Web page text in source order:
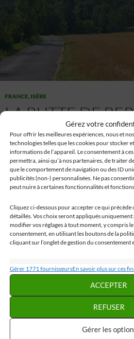
Gérez votre
Pour offrir les meilleures expériences, nous et
technologies telles que les cookies pour stocker
informations de l’appareil. Le consentement à
permettra, ainsi qu’à nos partenaires, de traiter
que le comportement de navigation ou des ID
publicités (non-) personnalisées. Ne pas
peut nuire à certaines fonctionnalités et fonctions.
Cliquez ci-dessous pour accepter ce qui précède
détaillés. Vos choix seront appliqués uniquement
modifier vos réglages à tout moment, y compris
consentement, en utilisant les boutons de la
cliquant sur l’onglet de gestion du consentement
Statistiques
Stocker et/ou accéder à des informations sur
données provenant de différentes sources.
Gérer 1771 fournisseursEn savoir plus sur ces
ACCEPTER
REFUSER
Gérer les
FRANCE, ISÈRE
LA BUTTE DE
CHÂTEAU DE LA
AOÛT 5, 2019 MERVEILLES CACHÉES
Dans la campagne iséroise, plus
du Grésivaudan entre les
un château datant du XIe siècle,
Veyrie. Découvrez sans plus
calme aux paysages
massifs alpins. Les massifs de